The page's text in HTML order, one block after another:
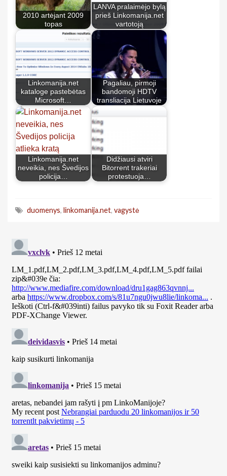
2010 artėjant 2009
topas
LANVA pralaimėjo bylą
prieš Linkomanija.net
vartotoją
Linkomanija.net
kataloge pastebėtas
Microsoft…
Pagaliau, pirmoji
bandomoji HDTV
transliacija Lietuvoje
Linkomanija.net
neveikia, nes Švedijos
policija…
Didžiausi atviri
Bitorrent trakeriai
protestuoja…
duomenys, linkomanija.net, vagystė